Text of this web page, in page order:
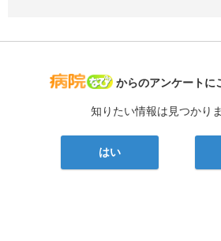
病院なび
からのアンケートに
知りたい情報は見つかり
はい